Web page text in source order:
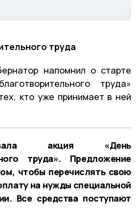
труда
напомнил о старте
труда»
кто уже принимает в ней
акция «День
труда». Предложение
чтобы перечислять свою
на нужды специальной
Все средства поступают